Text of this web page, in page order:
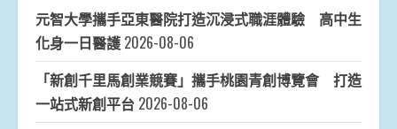
元智大學攜手亞東醫院打造沉浸式職涯體驗 高中生
化身一日醫護 2026-08-06
「新創千里馬創業競賽」攜手桃園青創博覽會 打造
一站式新創平台 2026-08-06